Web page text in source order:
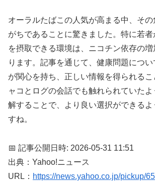
オーラルたばこの人気が高まる中、そ
がちであることに驚きました。特に若
を摂取できる環境は、ニコチン依存の
ります。記事を通じて、健康問題につい
が関心を持ち、正しい情報を得られる
ャコとログの会話でも触れられていた
解することで、より良い選択ができる
すね。
📅 記事公開日時: 2026-05-31 11:51
出典：Yahoo!ニュース
URL： https://news.yahoo.co.jp/pickup/